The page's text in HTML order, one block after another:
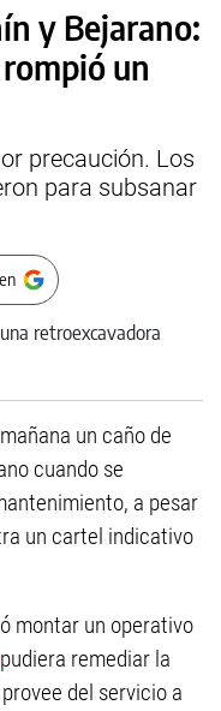
y Bejarano:
un
precaución. Los
para subsanar
un caño de
cuando se
a pesar
un cartel indicativo
montar un operativo
pudiera remediar la
del servicio a